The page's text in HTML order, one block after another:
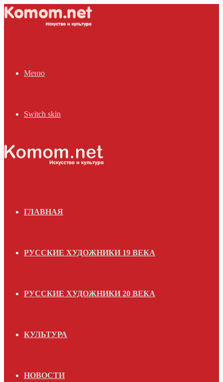
Меню
Switch skin
ГЛАВНАЯ
РУССКИЕ ХУДОЖНИКИ 19 ВЕКА
РУССКИЕ ХУДОЖНИКИ 20 ВЕКА
КУЛЬТУРА
НОВОСТИ